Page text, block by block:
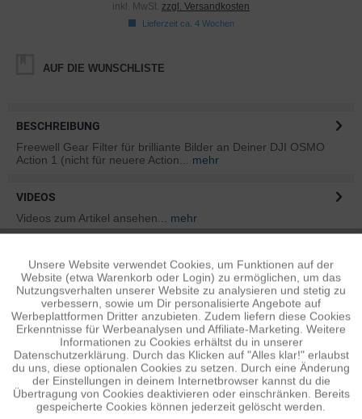
inkl. MwSt. zzgl. Versandkosten
Lieferzeit ca. 4 Wochen
AUF DIE WUNSCHLISTE
BESCHREIBUNG
Freewell Gear Filter für brilliante Bilder an Deiner DJI OSMO
Action 1 (nicht für neuere Action...
mehr
VIDEOS
Videos zum Artikel ansehen...
mehr
Bewertungen lesen, schreiben und diskutieren...mehr
ÄHNLICHE ARTIKEL
Diese Artikel sind dem Produkt ähnlich ...mehr
Persönliche Empfehlungen
Funktionale Aktiv
Tracking Inaktiv
Personalisierung Inaktiv
Service Inaktiv
Unsere Website verwendet Cookies, um Funktionen auf der
Website (etwa Warenkorb oder Login) zu ermöglichen, um das
Nutzungsverhalten unserer Website zu analysieren und stetig zu
verbessern, sowie um Dir personalisierte Angebote auf
Werbeplattformen Dritter anzubieten. Zudem liefern diese Cookies
Erkenntnisse für Werbeanalysen und Affiliate-Marketing. Weitere
Informationen zu Cookies erhältst du in unserer
Datenschutzerklärung. Durch das Klicken auf "Alles klar!" erlaubst
du uns, diese optionalen Cookies zu setzen. Durch eine Änderung
der Einstellungen in deinem Internetbrowser kannst du die
Übertragung von Cookies deaktivieren oder einschränken. Bereits
gespeicherte Cookies können jederzeit gelöscht werden.